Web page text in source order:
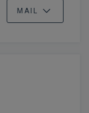
MAIL